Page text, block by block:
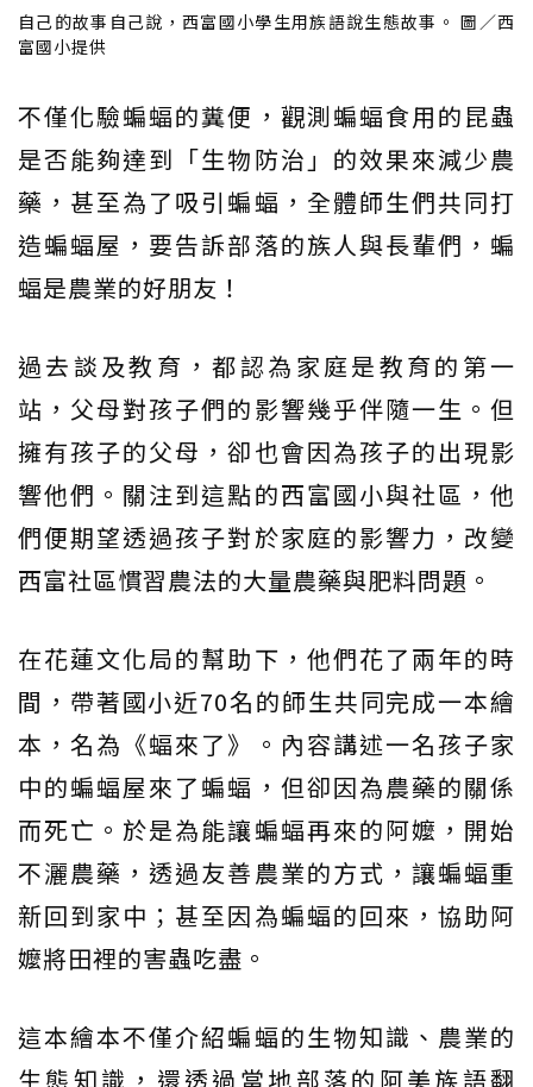
自己的故事自己說，西富國小學生用族語說生態故事。 圖／西
富國小提供
不僅化驗蝙蝠的糞便，觀測蝙蝠食用的昆蟲
是否能夠達到「生物防治」的效果來減少農
藥，甚至為了吸引蝙蝠，全體師生們共同打
造蝙蝠屋，要告訴部落的族人與長輩們，蝙
蝠是農業的好朋友！
過去談及教育，都認為家庭是教育的第一
站，父母對孩子們的影響幾乎伴隨一生。但
擁有孩子的父母，卻也會因為孩子的出現影
響他們。關注到這點的西富國小與社區，他
們便期望透過孩子對於家庭的影響力，改變
西富社區慣習農法的大量農藥與肥料問題。
在花蓮文化局的幫助下，他們花了兩年的時
間，帶著國小近70名的師生共同完成一本繪
本，名為《蝠來了》。內容講述一名孩子家
中的蝙蝠屋來了蝙蝠，但卻因為農藥的關係
而死亡。於是為能讓蝙蝠再來的阿嬤，開始
不灑農藥，透過友善農業的方式，讓蝙蝠重
新回到家中；甚至因為蝙蝠的回來，協助阿
嬤將田裡的害蟲吃盡。
這本繪本不僅介紹蝙蝠的生物知識、農業的
生態知識，還透過當地部落的阿美族語翻